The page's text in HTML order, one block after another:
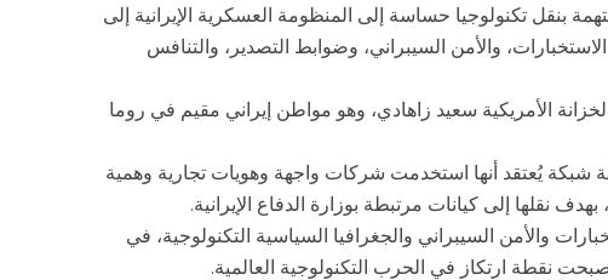
بنقل تكنولوجيا حساسة إلى المنظومة العسكرية الإيرانية إلى
والأمن السيبراني، وضوابط التصدير، والتنافس
الأمريكية سعيد زاهادي، وهو مواطن إيراني مقيم في روما
يُعتقد أنها استخدمت شركات واجهة وهويات تجارية وهمية
نقلها إلى كيانات مرتبطة بوزارة الدفاع الإيرانية.
والأمن السيبراني والجغرافيا السياسية التكنولوجية، في